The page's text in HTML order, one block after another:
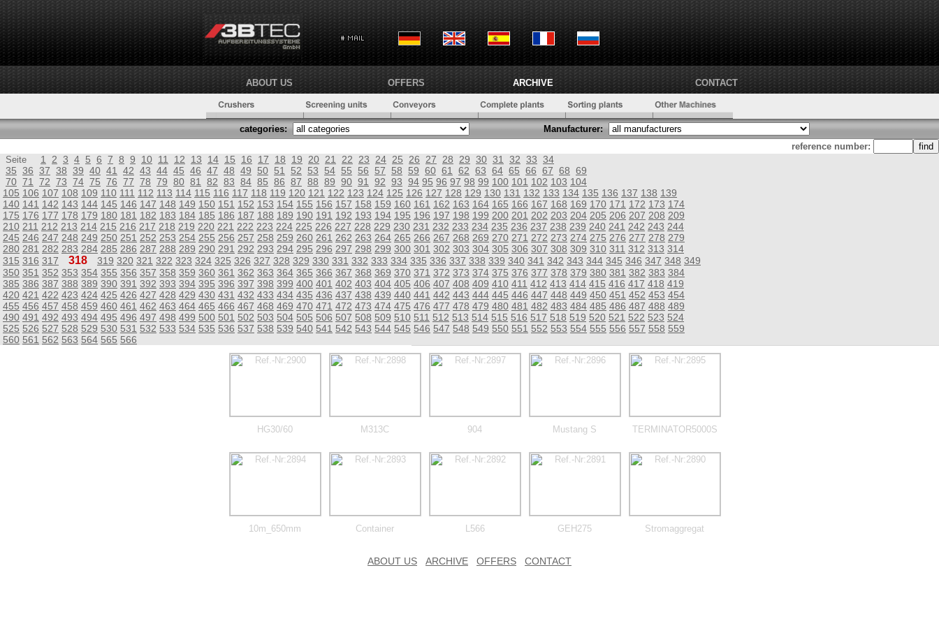
ABOUT US OFFERS ARCHIVE CONTACT
categories:
Manufacturer:
reference number:
Seite 1 2 3 4 5 6 7 8 9 10 11 12 13 14 15 16 17 18 19 20 21 22 23 24 25 26 27 28 29 30 31 32 33 34
35 36 37 38 39 40 41 42 43 44 45 46 47 48 49 50 51 52 53 54 55 56 57 58 59 60 61 62 63 64 65 66 67 68 69
70 71 72 73 74 75 76 77 78 79 80 81 82 83 84 85 86 87 88 89 90 91 92 93 94 95 96 97 98 99 100 101 102 103 104
105 106 107 108 109 110 111 112 113 114 115 116 117 118 119 120 121 122 123 124 125 126 127 128 129 130 131 132 133 134 135 136 137 138 139
140 141 142 143 144 145 146 147 148 149 150 151 152 153 154 155 156 157 158 159 160 161 162 163 164 165 166 167 168 169 170 171 172 173 174
175 176 177 178 179 180 181 182 183 184 185 186 187 188 189 190 191 192 193 194 195 196 197 198 199 200 201 202 203 204 205 206 207 208 209
210 211 212 213 214 215 216 217 218 219 220 221 222 223 224 225 226 227 228 229 230 231 232 233 234 235 236 237 238 239 240 241 242 243 244
245 246 247 248 249 250 251 252 253 254 255 256 257 258 259 260 261 262 263 264 265 266 267 268 269 270 271 272 273 274 275 276 277 278 279
280 281 282 283 284 285 286 287 288 289 290 291 292 293 294 295 296 297 298 299 300 301 302 303 304 305 306 307 308 309 310 311 312 313 314
315 316 317 318 319 320 321 322 323 324 325 326 327 328 329 330 331 332 333 334 335 336 337 338 339 340 341 342 343 344 345 346 347 348 349
350 351 352 353 354 355 356 357 358 359 360 361 362 363 364 365 366 367 368 369 370 371 372 373 374 375 376 377 378 379 380 381 382 383 384
385 386 387 388 389 390 391 392 393 394 395 396 397 398 399 400 401 402 403 404 405 406 407 408 409 410 411 412 413 414 415 416 417 418 419
420 421 422 423 424 425 426 427 428 429 430 431 432 433 434 435 436 437 438 439 440 441 442 443 444 445 446 447 448 449 450 451 452 453 454
455 456 457 458 459 460 461 462 463 464 465 466 467 468 469 470 471 472 473 474 475 476 477 478 479 480 481 482 483 484 485 486 487 488 489
490 491 492 493 494 495 496 497 498 499 500 501 502 503 504 505 506 507 508 509 510 511 512 513 514 515 516 517 518 519 520 521 522 523 524
525 526 527 528 529 530 531 532 533 534 535 536 537 538 539 540 541 542 543 544 545 546 547 548 549 550 551 552 553 554 555 556 557 558 559
560 561 562 563 564 565 566
HG30/60 M313C 904 Mustang S TERMINATOR5000S
10m_650mm Container L566 GEH275 Stromaggregat
ABOUT US ARCHIVE OFFERS CONTACT